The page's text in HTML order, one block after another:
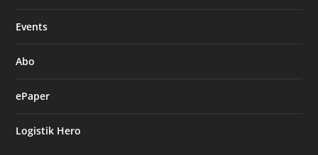
Events
Abo
ePaper
Logistik Hero